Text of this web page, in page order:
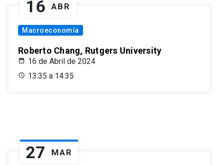
16 ABR
Macroeconomía
Roberto Chang, Rutgers University
16 de Abril de 2024
13:35 a 14:35
27 MAR